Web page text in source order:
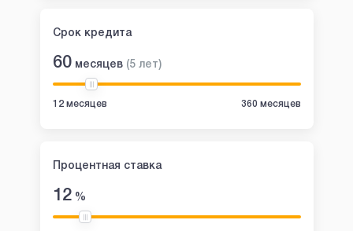
Срок кредита
60 месяцев (5 лет)
12 месяцев 360 месяцев
Процентная ставка
12%